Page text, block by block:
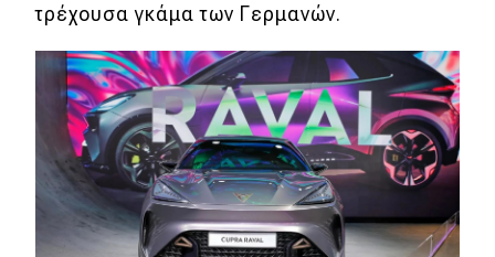
τρέχουσα γκάμα των Γερμανών.